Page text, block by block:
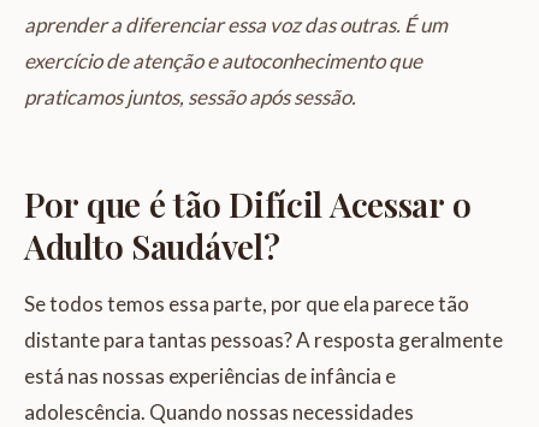
aprender a diferenciar essa voz das outras. É um
exercício de atenção e autoconhecimento que
praticamos juntos, sessão após sessão.
Por que é tão Difícil Acessar o
Adulto Saudável?
Se todos temos essa parte, por que ela parece tão
distante para tantas pessoas? A resposta geralmente
está nas nossas experiências de infância e
adolescência. Quando nossas necessidades